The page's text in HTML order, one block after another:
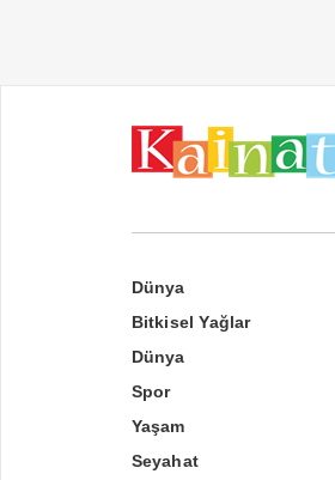
Dünya
Bitkisel Yağlar
Dünya
Spor
Yaşam
Seyahat